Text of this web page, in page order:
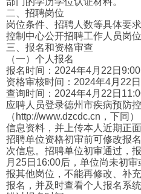
二、招聘岗位
岗位条件、招聘人数等具体要
控制中心公开招聘工作人员岗
三、报名和资格审查
（一）个人报名
报名时间：2024年4月22日
资格审核时间：2024年4月22
查询时间：2024年4月22日
应聘人员登录德州市疾病预防
（http://www.dzcdc.cn，下同
信息资料，并上传本人近期正
招聘单位资格初审前可修改报
次信息。招聘单位初审通过，
月25日16:00后，单位尚未初
报其他岗位，不能再修改、补
报名，并及时查看个人报名系